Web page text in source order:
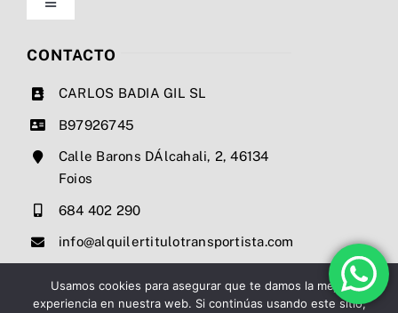
Condiciones de uso
Toggle
Navigation
Nosotros
Precios
Contacto
CONTACTO
CARLOS BADIA GIL SL
B97926745
Calle Barons DÁlcahali, 2, 46134
Foios
684 402 290
info@alquilertitulotransportista.com
Usamos cookies para asegurar que te damos la mejor
experiencia en nuestra web. Si continúas usando este sitio,